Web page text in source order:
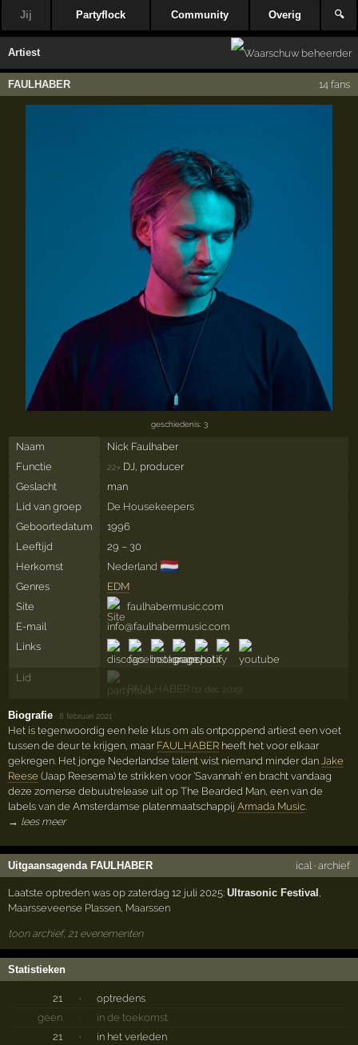
Jij Partyflock Community Overig 🔍
Artiest
FAULHABER 14 fans
geschiedenis: 3
Naam
Nick Faulhaber
Functie
22× DJ, producer
Geslacht
man
Lid van groep
De Housekeepers
Geboortedatum
1996
Leeftijd
29 – 30
Herkomst
Nederland 🇳🇱
Genres
EDM
Site
faulhabermusic.com
E-mail
info@faulhabermusic.com
Links
Lid
FAULHABER (12 dec 2019)
Biografie ·8 februari 2021
Het is tegenwoordig een hele klus om als ontpoppend artiest een voet
tussen de deur te krijgen, maar FAULHABER heeft het voor elkaar
gekregen. Het jonge Nederlandse talent wist niemand minder danJake
Reese (Jaap Reesema) te strikken voor 'Savannah' en bracht vandaag
deze zomerse debuutrelease uit op The Bearded Man, een van de
labels van de Amsterdamse platenmaatschappijArmada Music.
→ lees meer
Uitgaansagenda FAULHABER ical· archief
Laatste optreden was op zaterdag 12 juli 2025:Ultrasonic Festival ,
Maarsseveense Plassen, Maarssen
toon archief, 21 evenementen
Statistieken
21 ·
optredens
geen
·
in de toekomst
21
·
in het verleden